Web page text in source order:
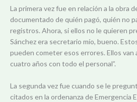
La primera vez fue en relación a la obra
documentado de quién pagó, quién no
registros. Ahora, si ellos no le quieren
Sánchez era secretario mío, bueno.
pueden cometer esos errores. Ellos van
cuatro años con todo el personal”.
La segunda vez fue cuando se le
citados en la ordenanza de Emergencia